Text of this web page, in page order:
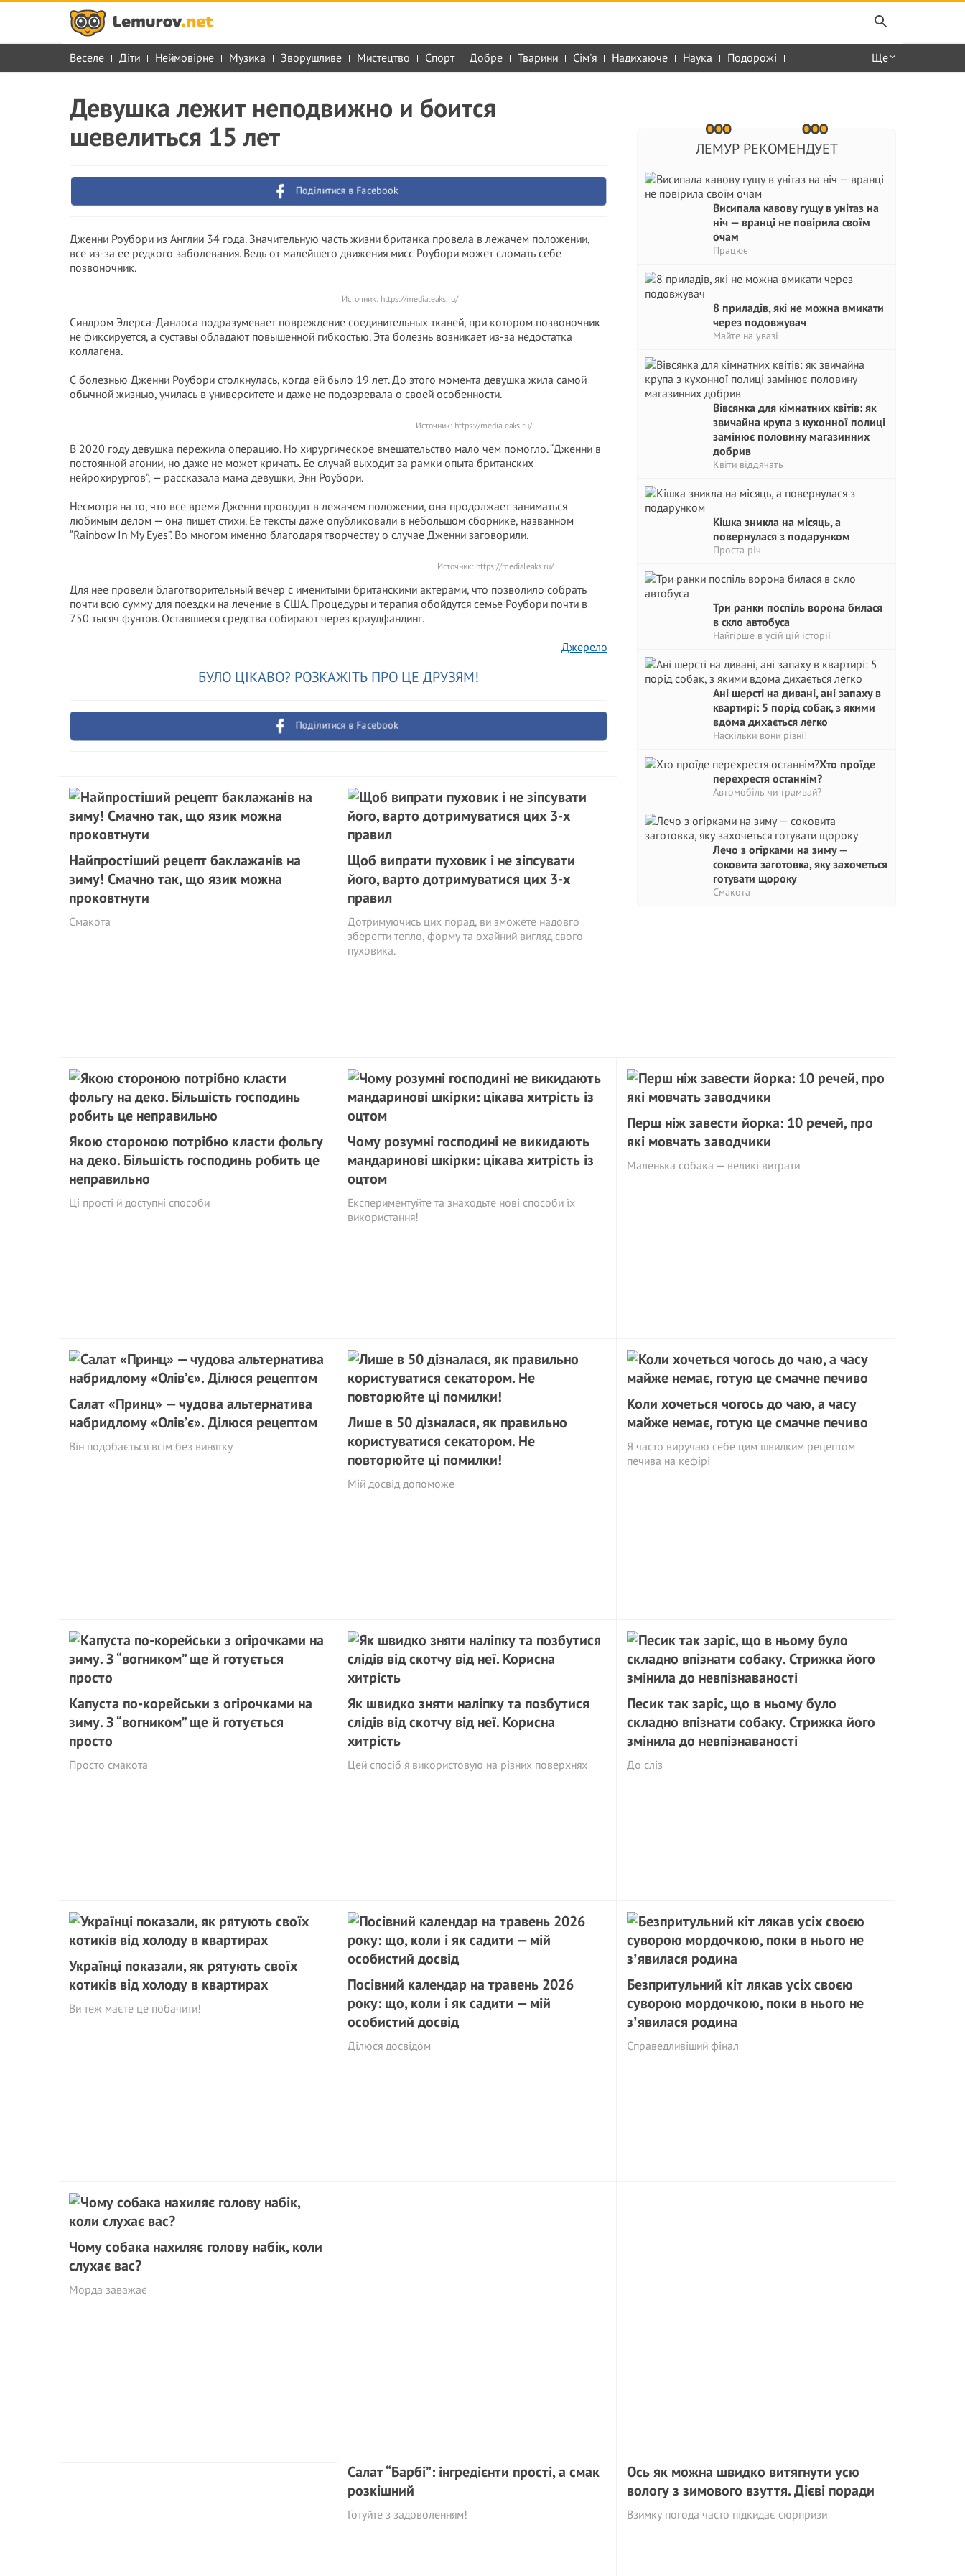
Веселе Діти Неймовірне Музика Зворушливе Мистецтво Спорт Добре Тварини Сім'я Надихаюче Наука Подорожі Ще
ЛЕМУР РЕКОМЕНДУЕТ
Висипала кавову гущу в унітаз на
ніч — вранці не повірила своїм
очам
Працює
8 приладів, які не можна вмикати
через подовжувач
Майте на увазі
Вівсянка для кімнатних квітів: як
звичайна крупа з кухонної полиці
замінює половину магазинних
добрив
Квіти віддячать
Кішка зникла на місяць, а
повернулася з подарунком
Проста річ
Три ранки поспіль ворона билася
в скло автобуса
Найгірше в усій цій історії
Ані шерсті на дивані, ані запаху в
квартирі: 5 порід собак, з якими
вдома дихається легко
Наскільки вони різні!
Хто проїде
перехрестя останнім?
Автомобіль чи трамвай?
Лечо з огірками на зиму —
соковита заготовка, яку захочеться
готувати щороку
Смакота
Девушка лежит неподвижно и боится
шевелиться 15 лет
Поділитися в Facebook
Дженни Роубори из Англии 34 года. Значительную часть жизни британка провела в лежачем положении,
все из-за ее редкого заболевания. Ведь от малейшего движения мисс Роубори может сломать себе
позвоночник.
Источник: https://medialeaks.ru/
Синдром Элерса-Данлоса подразумевает повреждение соединительных тканей, при котором позвоночник
не фиксируется, а суставы обладают повышенной гибкостью. Эта болезнь возникает из-за недостатка
коллагена.
С болезнью Дженни Роубори столкнулась, когда ей было 19 лет. До этого момента девушка жила самой
обычной жизнью, училась в университете и даже не подозревала о своей особенности.
Источник: https://medialeaks.ru/
В 2020 году девушка пережила операцию. Но хирургическое вмешательство мало чем помогло. “Дженни в
постоянной агонии, но даже не может кричать. Ее случай выходит за рамки опыта британских
нейрохирургов”, — рассказала мама девушки, Энн Роубори.
Несмотря на то, что все время Дженни проводит в лежачем положении, она продолжает заниматься
любимым делом — она пишет стихи. Ее тексты даже опубликовали в небольшом сборнике, названном
“Rainbow In My Eyes”. Во многом именно благодаря творчеству о случае Дженни заговорили.
Источник: https://medialeaks.ru/
Для нее провели благотворительный вечер с именитыми британскими актерами, что позволило собрать
почти всю сумму для поездки на лечение в США. Процедуры и терапия обойдутся семье Роубори почти в
750 тысяч фунтов. Оставшиеся средства собирают через краудфандинг.
Джерело
БУЛО ЦІКАВО? РОЗКАЖІТЬ ПРО ЦЕ ДРУЗЯМ!
Поділитися в Facebook
Найпростіший рецепт баклажанів на
зиму! Смачно так, що язик можна
проковтнути
Смакота
Щоб випрати пуховик і не зіпсувати
його, варто дотримуватися цих 3-х
правил
Дотримуючись цих порад, ви зможете надовго
зберегти тепло, форму та охайний вигляд свого
пуховика.
Якою стороною потрібно класти фольгу
на деко. Більшість господинь робить це
неправильно
Ці прості й доступні способи
Чому розумні господині не викидають
мандаринові шкірки: цікава хитрість із
оцтом
Експериментуйте та знаходьте нові способи їх
використання!
Перш ніж завести йорка: 10 речей, про
які мовчать заводчики
Маленька собака — великі витрати
Салат «Принц» — чудова альтернатива
набридлому «Олів’є». Ділюся рецептом
Він подобається всім без винятку
Лише в 50 дізналася, як правильно
користуватися секатором. Не
повторюйте ці помилки!
Мій досвід допоможе
Коли хочеться чогось до чаю, а часу
майже немає, готую це смачне печиво
Я часто виручаю себе цим швидким рецептом
печива на кефірі
Капуста по-корейськи з огірочками на
зиму. З “вогником” ще й готується
просто
Просто смакота
Як швидко зняти наліпку та позбутися
слідів від скотчу від неї. Корисна
хитрість
Цей спосіб я використовую на різних поверхнях
Песик так заріс, що в ньому було
складно впізнати собаку. Стрижка його
змінила до невпізнаваності
До сліз
Українці показали, як рятують своїх
котиків від холоду в квартирах
Ви теж маєте це побачити!
Посівний календар на травень 2026
року: що, коли і як садити — мій
особистий досвід
Ділюся досвідом
Безпритульний кіт лякав усіх своєю
суворою мордочкою, поки в нього не
зʼявилася родина
Справедливіший фінал
Чому собака нахиляє голову набік, коли
слухає вас?
Морда заважає
Салат “Барбі”: інгредієнти прості, а смак
розкішний
Готуйте з задоволенням!
Ось як можна швидко витягнути усю
вологу з зимового взуття. Дієві поради
Взимку погода часто підкидає сюрпризи